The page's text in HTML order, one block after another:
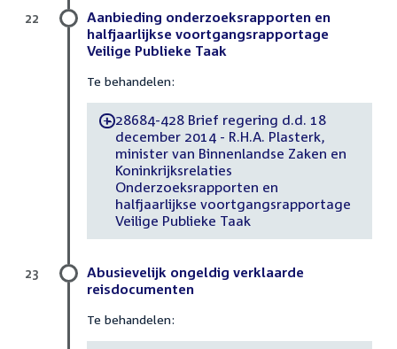
Aanbieding onderzoeksrapporten en
halfjaarlijkse voortgangsrapportage
Veilige Publieke Taak
Te behandelen:
-28684-428 Brief regering d.d. 18
december 2014 - R.H.A. Plasterk,
minister van Binnenlandse Zaken en
Koninkrijksrelaties
Onderzoeksrapporten en
halfjaarlijkse voortgangsrapportage
Veilige Publieke Taak
22
Abusievelijk ongeldig verklaarde
reisdocumenten
Te behandelen:
23